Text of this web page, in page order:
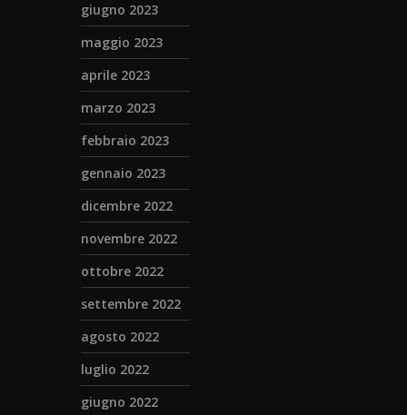
giugno 2023
maggio 2023
aprile 2023
marzo 2023
febbraio 2023
gennaio 2023
dicembre 2022
novembre 2022
ottobre 2022
settembre 2022
agosto 2022
luglio 2022
giugno 2022